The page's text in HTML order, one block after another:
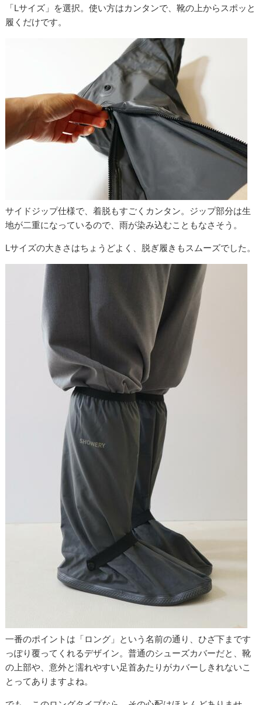
「Lサイズ」を選択。使い方はカンタンで、靴の上からスポッと
履くだけです。
サイドジップ仕様で、着脱もすごくカンタン。ジップ部分は生
地が二重になっているので、雨が染み込むこともなさそう。
Lサイズの大きさはちょうどよく、脱ぎ履きもスムーズでした。
一番のポイントは「ロング」という名前の通り、ひざ下まです
っぽり覆ってくれるデザイン。普通のシューズカバーだと、靴
の上部や、意外と濡れやすい足首あたりがカバーしきれないこ
とってありますよね。